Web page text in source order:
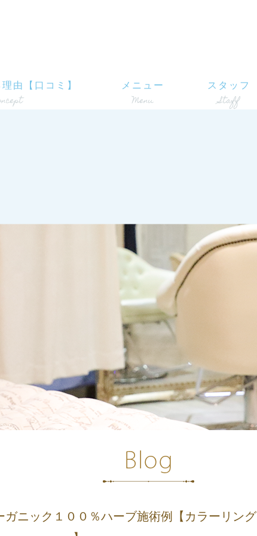
由【口コミ】 メニュー スタッフ
ガニック１００％ハーブ施術例【カラーリング